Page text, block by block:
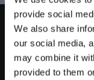
provide social
We also share
our social media,
may combine it
provided to them
Lassen Sie uns
Melden Sie sich für